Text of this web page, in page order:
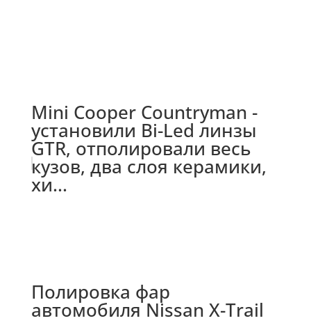
Mini Cooper Countryman -
установили Bi-Led линзы
GTR, отполировали весь
кузов, два слоя керамики,
хи...
Полировка фар
автомобиля Nissan X-Trail